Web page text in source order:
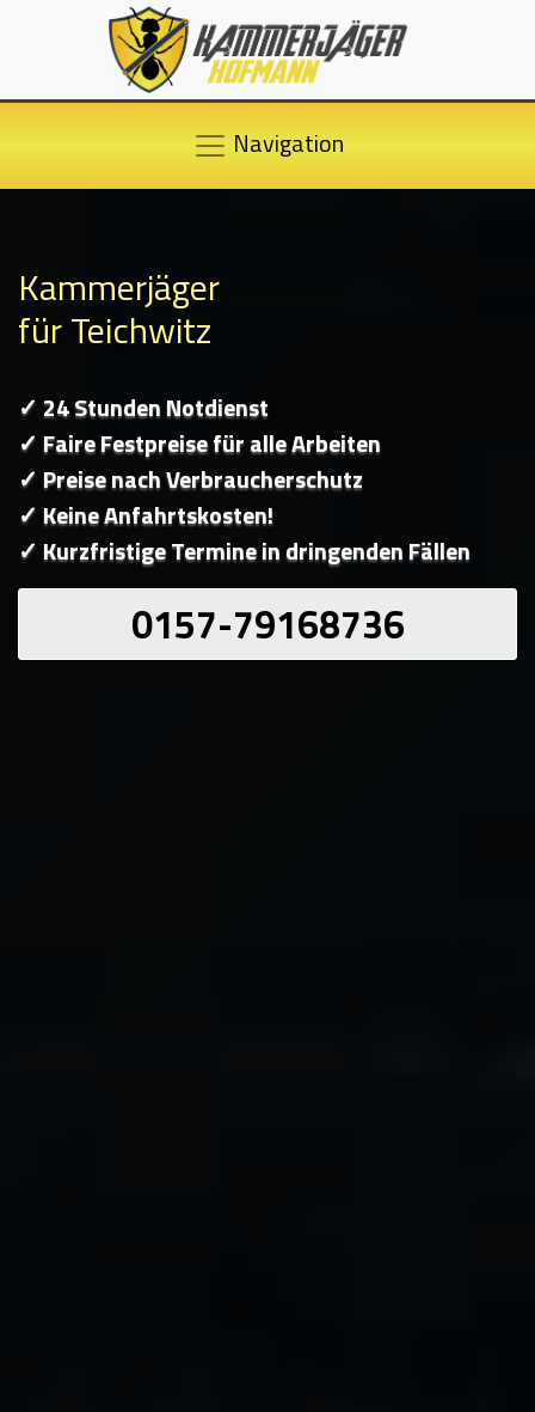
Navigation
Kammerjäger
für Teichwitz
✓ 24 Stunden Notdienst
✓ Faire Festpreise für alle Arbeiten
✓ Preise nach Verbraucherschutz
✓ Keine Anfahrtskosten!
✓ Kurzfristige Termine in dringenden Fällen
0157-79168736